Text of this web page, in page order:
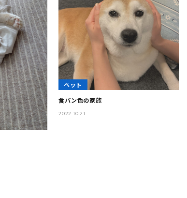
ペット
食パン色の家族
2022.10.21